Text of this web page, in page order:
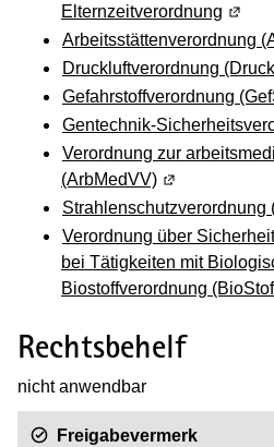
Elternzeitverordnung (Wird
Arbeitsstättenverordnung
Druckluftverordnung
Gefahrstoffverordnung
Gentechnik-
Verordnung zur
(ArbMedVV) (Wird in
Strahlenschutzverordnung
Verordnung über
bei Tätigkeiten mit
Biostoffverordnung
Rechtsbehelf
nicht anwendbar
Freigabevermerk